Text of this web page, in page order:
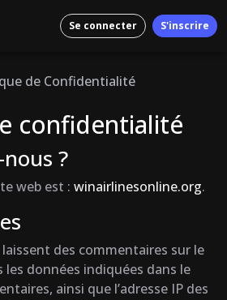
Se connecter S'inscrire
de Confidentialité
confidentialité
?
web est : winairlinesonline.org.
des commentaires sur le
les données indiquées dans le
ainsi que l’adresse IP des